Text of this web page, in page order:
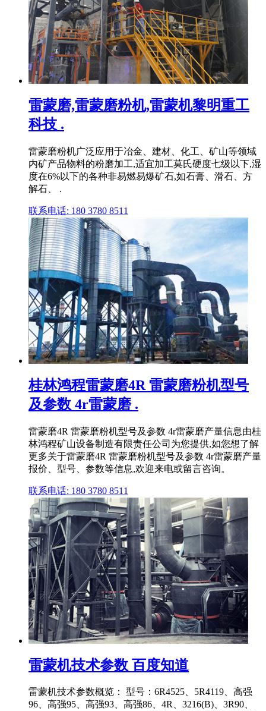
雷蒙磨,雷蒙磨粉机,雷蒙机黎明重工
科技 .
雷蒙磨粉机广泛应用于冶金、建材、化工、矿山等领域
内矿产品物料的粉磨加工,适宜加工莫氏硬度七级以下,湿
度在6%以下的各种非易燃易爆矿石,如石膏、滑石、方
解石、 .
联系电话: 180 3780 8511
桂林鸿程雷蒙磨4R 雷蒙磨粉机型号
及参数 4r雷蒙磨 .
雷蒙磨4R 雷蒙磨粉机型号及参数 4r雷蒙磨产量信息由桂
林鸿程矿山设备制造有限责任公司为您提供,如您想了解
更多关于雷蒙磨4R 雷蒙磨粉机型号及参数 4r雷蒙磨产量
报价、型号、参数等信息,欢迎来电或留言咨询。
联系电话: 180 3780 8511
雷蒙机技术参数 百度知道
雷蒙机技术参数概览： 型号：6R4525、5R4119、高强
96、高强95、高强93、高强86、4R、3216(B)、3R90、